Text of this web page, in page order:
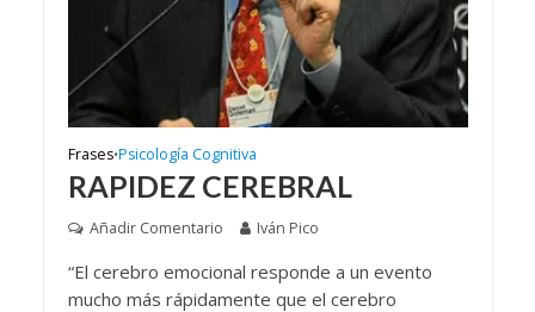
Frases•Psicología Cognitiva
RAPIDEZ CEREBRAL
Añadir Comentario Iván Pico
“El cerebro emocional responde a un evento
mucho más rápidamente que el cerebro